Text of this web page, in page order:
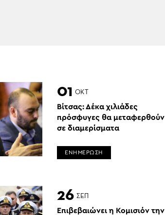
01 ΟΚΤ
Βίτσας: Δέκα χιλιάδες
πρόσφυγες θα μεταφερθούν
σε διαμερίσματα
ΕΝΗΜΕΡΩΣΗ
26 ΣΕΠ
Επιβεβαιώνει η Κομισιόν την